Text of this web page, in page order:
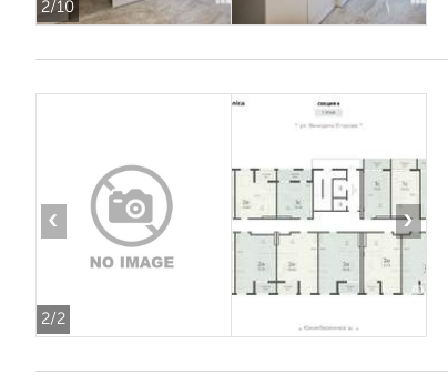
2/10
2/2
‹ ›